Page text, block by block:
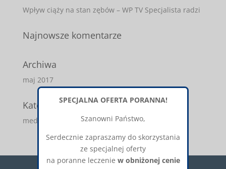
Wpływ ciąży na stan zębów – WP TV Specjalista radzi
Najnowsze komentarze
Archiwa
maj 2017
Kategorie
media-o-nas
SPECJALNA OFERTA PORANNA!
Szanowni Państwo,
Serdecznie zapraszamy do skorzystania
ze specjalnej oferty
na poranne leczenie w obniżonej cenie